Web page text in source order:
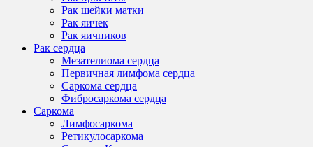
Рак шейки матки
Рак яичек
Рак яичников
Рак сердца
Мезателиома сердца
Первичная лимфома сердца
Саркома сердца
Фибросаркома сердца
Саркома
Лимфосаркома
Ретикулосаркома